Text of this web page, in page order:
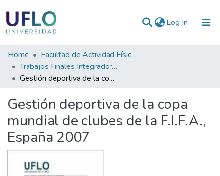
Log In (current)
Communities
&
Collections
All of RIUFLO
Statistics
Home
Facultad de Actividad Física y Deporte
Trabajos Finales Integradores (TFI) de la Licenciatura en Actividad Física y Deporte
Gestión deportiva de la copa mundial de clubes de la F.I.F.A., España 2007
Gestión deportiva de la copa
mundial de clubes de la F.I.F.A.,
España 2007